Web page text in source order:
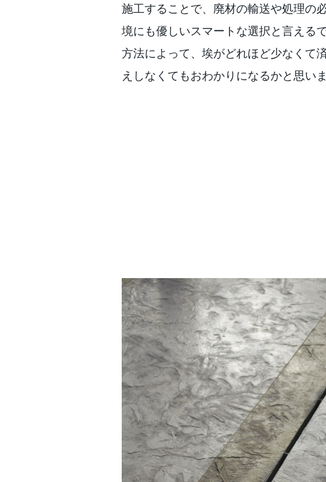
施工することで、廃材の輸送や処理の
境にも優しいスマートな選択と言える
方法によって、埃がどれほど少なくて
えしなくてもおわかりになるかと思いま